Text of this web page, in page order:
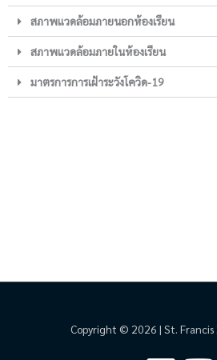
สภาพแวดล้อมภายนอกห้องเรียน
สภาพแวดล้อมภายในห้องเรียน
มาตรการการเฝ้าระวังโควิด-19
Copyright © 2026 | St. Francis